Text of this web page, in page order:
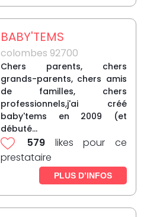
BABY'TEMS
colombes 92700
Chers parents, chers
grands-parents, chers amis
de familles, chers
professionnels,j'ai créé
baby'tems en 2009 (et
débuté...
579 likes pour ce
prestataire
PLUS D’INFOS